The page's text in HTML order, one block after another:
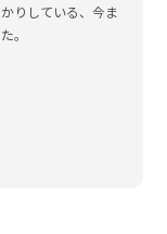
りしている、今ま
。